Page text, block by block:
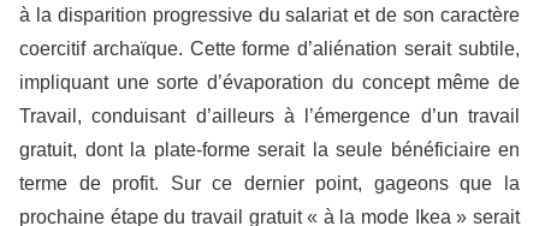
à la disparition progressive du salariat et de son caractère
coercitif archaïque. Cette forme d’aliénation serait subtile,
impliquant une sorte d’évaporation du concept même de
Travail, conduisant d’ailleurs à l’émergence d’un travail
gratuit, dont la plate-forme serait la seule bénéficiaire en
terme de profit. Sur ce dernier point, gageons que la
prochaine étape du travail gratuit « à la mode Ikea » serait